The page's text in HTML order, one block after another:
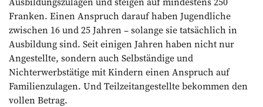
Franken. Einen Anspruch darauf haben Jugendliche
zwischen 16 und 25 Jahren – solange sie tatsächlich in
Ausbildung sind. Seit einigen Jahren haben nicht nur
Angestellte, sondern auch Selbständige und
Nichterwerbstätige mit Kindern ­einen Anspruch auf
Familienzu­lagen. Und Teilzeitangestellte bekommen den
vollen Betrag.